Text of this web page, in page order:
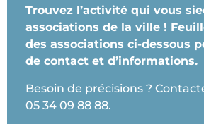
Trouvez l’activité qui vous
associations de la ville !
des associations ci-dessous
de contact et d’informations.
Besoin de précisions ?
05 34 09 88 88.